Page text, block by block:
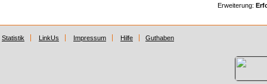
Erweiterung:
Statistik LinkUs Impressum Hilfe Guthaben